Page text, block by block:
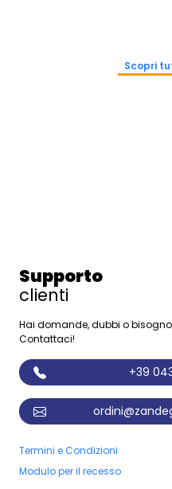
Scopri
Supporto
clienti
Hai domande, dubbi o
Contattaci!
+39
Termini e Condizioni
Modulo per il recesso